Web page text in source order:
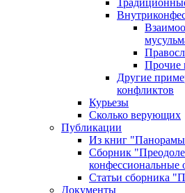
Прочие
Другие
конфликтов
Курьезы
Сколько верующих
Публикации
Из книг
Сборник
конфессиональные
Статьи сборника
Документы